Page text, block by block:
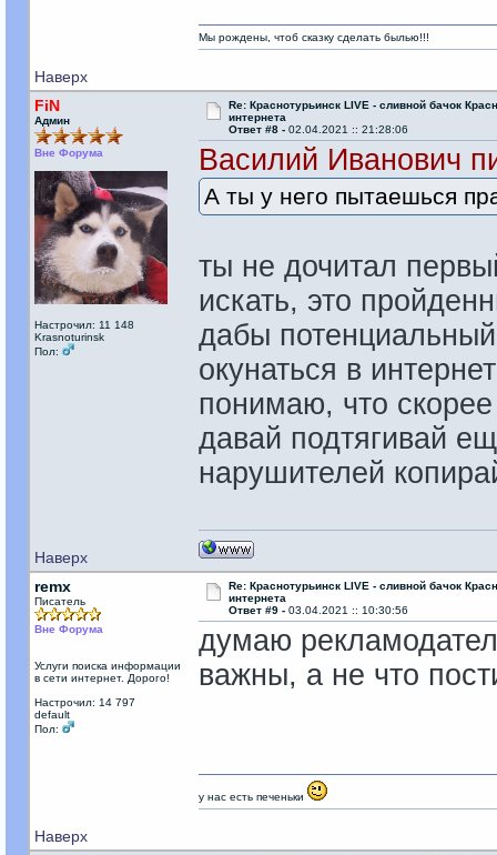
Наверх
Мы рождены, чтоб сказку сделать былью!!!
FiN
Админ
Вне Форума
Настрочил: 11 148
Krasnoturinsk
Пол:
Re: Краснотурьинск LIVE - сливной бачок
интернета
Ответ #8 - 02.04.2021 :: 21:28:06
Василий Иванович
А ты у него пытаешься
ты не дочитал
искать, это
дабы
окунаться в
понимаю, что скорее
давай подтягивай
нарушителей
Наверх
remx
Писатель
Вне Форума
Услуги поиска информации
в сети интернет. Дорого!
Настрочил: 14 797
default
Пол:
Re: Краснотурьинск LIVE - сливной бачок
интернета
Ответ #9 - 03.04.2021 :: 10:30:56
думаю
важны, а не что
Наверх
у нас есть печеньки